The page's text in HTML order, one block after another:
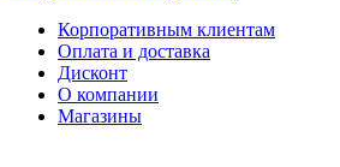
Корпоративным клиентам
Оплата и доставка
Дисконт
О компании
Магазины